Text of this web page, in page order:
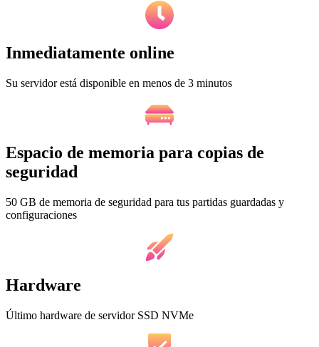
Inmediatamente online
Su servidor está disponible en menos de 3 minutos
Espacio de memoria para copias de
seguridad
50 GB de memoria de seguridad para tus partidas guardadas y
configuraciones
Hardware
Último hardware de servidor SSD NVMe